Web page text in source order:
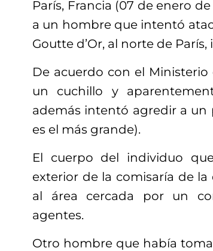
París, Francia (07 de enero
a un hombre que intentó
Goutte d’Or, al norte de
De acuerdo con el
un cuchillo y
además intentó agredir a
es el más grande).
El cuerpo del individuo
exterior de la comisaría de la
al área cercada por un
agentes.
Otro hombre que había